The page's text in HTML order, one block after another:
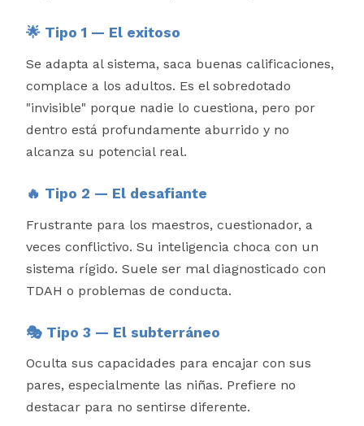
🌟 Tipo 1 — El exitoso
Se adapta al sistema, saca buenas calificaciones,
complace a los adultos. Es el sobredotado
"invisible" porque nadie lo cuestiona, pero por
dentro está profundamente aburrido y no
alcanza su potencial real.
🔥 Tipo 2 — El desafiante
Frustrante para los maestros, cuestionador, a
veces conflictivo. Su inteligencia choca con un
sistema rígido. Suele ser mal diagnosticado con
TDAH o problemas de conducta.
🎭 Tipo 3 — El subterráneo
Oculta sus capacidades para encajar con sus
pares, especialmente las niñas. Prefiere no
destacar para no sentirse diferente.